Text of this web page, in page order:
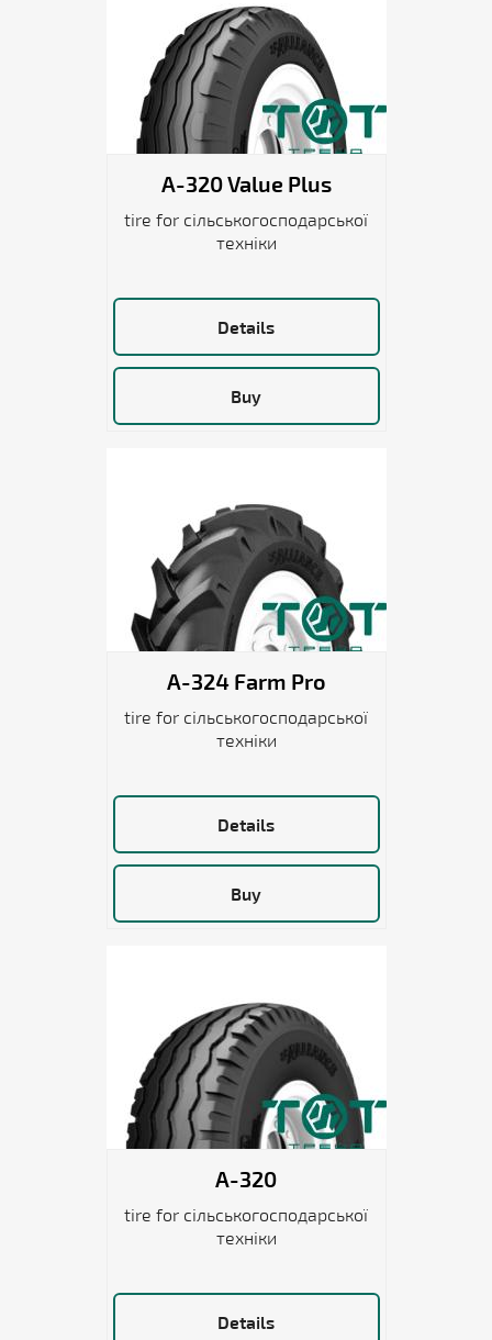
A-320 Value Plus
tire for сільськогосподарської
техніки
Details
Buy
A-324 Farm Pro
tire for сільськогосподарської
техніки
Details
Buy
A-320
tire for сільськогосподарської
техніки
Details